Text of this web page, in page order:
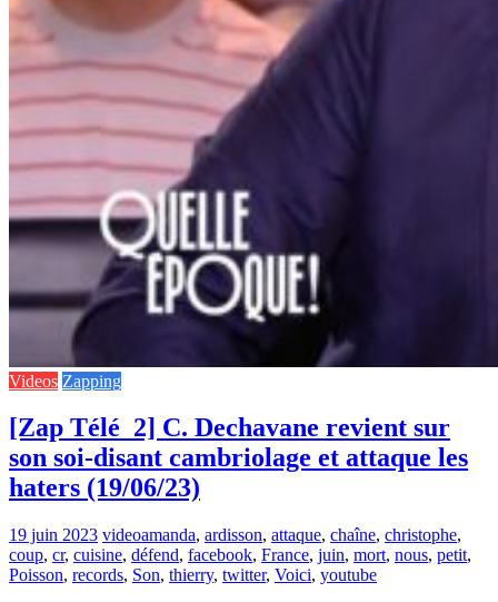
Videos Zapping
[Zap Télé_2] C. Dechavane revient sur
son soi-disant cambriolage et attaque les
haters (19/06/23)
19 juin 2023 videoamanda, ardisson, attaque, chaîne, christophe,
coup, cr, cuisine, défend, facebook, France, juin, mort, nous, petit,
Poisson, records, Son, thierry, twitter, Voici, youtube